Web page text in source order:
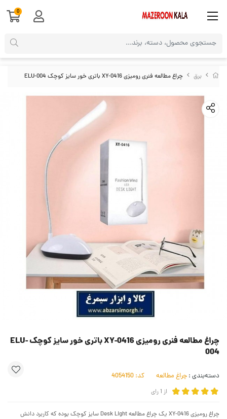
برق چراغ مطالعه فنری رومیزی XY-0416 باتری خور سایز کوچک ELU-004
چراغ مطالعه فنری رومیزی XY-0416 باتری خور سایز کوچک ELU-
004
دسته‌بندی : چراغ مطالعه کد:
از 1رای
چراغ رومیزی XY-0416 یک چراغ مطالعه Desk Light سایز کوچک بوده که کاربرد دانش
0